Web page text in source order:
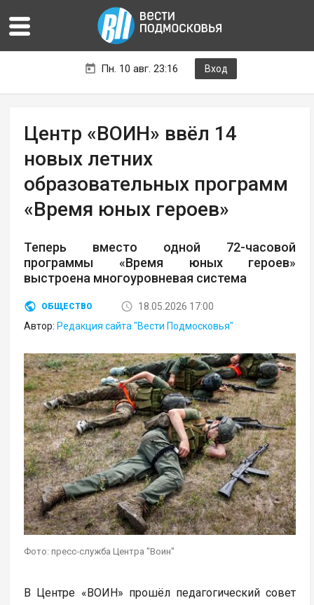
Пн. 10 авг. 23:16 Вход
Центр «ВОИН» ввёл 14
новых летних
образовательных программ
«Время юных героев»
Теперь вместо одной 72-часовой
программы «Время юных героев»
выстроена многоуровневая система
ОБЩЕСТВО
18.05.2026 17:00
Автор: Редакция сайта "Вести Подмосковья"
Фото: пресс-служба Центра "Воин"
В Центре «ВОИН» прошёл педагогический совет